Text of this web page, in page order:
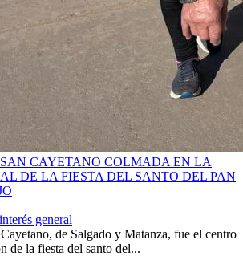
CAYETANO COLMADA EN LA
DE LA FIESTA DEL SANTO DEL PAN
general
de Salgado y Matanza, fue el centro
de la fiesta del santo del...